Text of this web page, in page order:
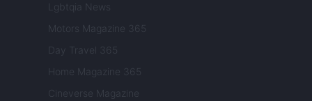
Lgbtqia News
Motors Magazine 365
Day Travel 365
Home Magazine 365
Cineverse Magazine